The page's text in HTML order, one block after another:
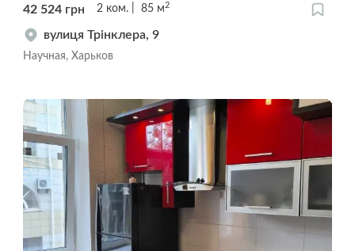
42 524 грн 2 ком. 85 м 2
вулиця Трінклера, 9
Научная, Харьков